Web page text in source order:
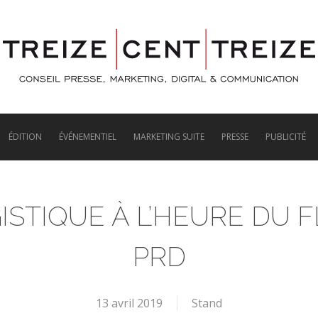
ÉDITION ÉVÉNEMENTIEL MARKETING SUITE PRESSE PUBLICITÉ
À L’HEURE DU
PRD
13 avril 2019 Stand